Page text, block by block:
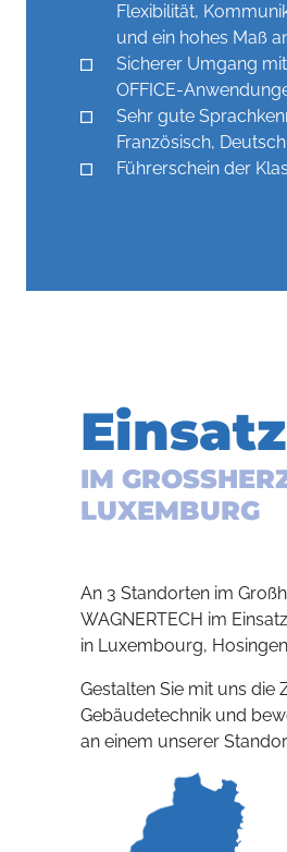
Flexibilität,
und ein hohes Maß
Sicherer Umgang
OFFICE-
Sehr gute
Französisch,
Führerschein der
IM
UXEMBURG
An 3 Standorten im
WAGNERTECH im
in Luxembourg,
Gestalten Sie mit uns die
Gebäudetechnik und
an einem unserer